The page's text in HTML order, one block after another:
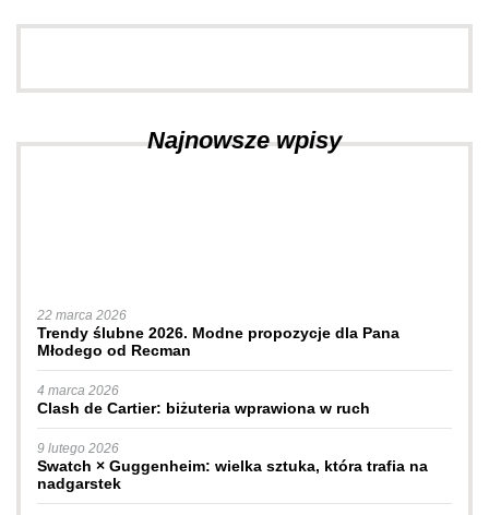
Najnowsze wpisy
22 marca 2026
Trendy ślubne 2026. Modne propozycje dla Pana
Młodego od Recman
4 marca 2026
Clash de Cartier: biżuteria wprawiona w ruch
9 lutego 2026
Swatch × Guggenheim: wielka sztuka, która trafia na
nadgarstek